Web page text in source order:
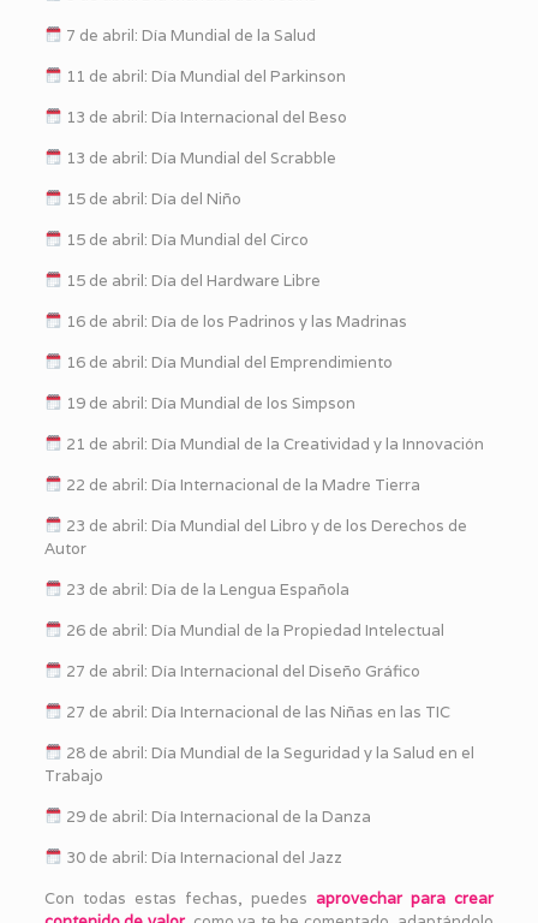
7 de abril: Día Mundial de la Salud
11 de abril: Día Mundial del Parkinson
13 de abril: Día Internacional del Beso
13 de abril: Día Mundial del Scrabble
15 de abril: Día del Niño
15 de abril: Día Mundial del Circo
15 de abril: Día del Hardware Libre
16 de abril: Día de los Padrinos y las Madrinas
16 de abril: Día Mundial del Emprendimiento
19 de abril: Día Mundial de los Simpson
21 de abril: Día Mundial de la Creatividad y la Innovación
22 de abril: Día Internacional de la Madre Tierra
23 de abril: Día Mundial del Libro y de los Derechos de
Autor
23 de abril: Día de la Lengua Española
26 de abril: Día Mundial de la Propiedad Intelectual
27 de abril: Día Internacional del Diseño Gráfico
27 de abril: Día Internacional de las Niñas en las TIC
28 de abril: Día Mundial de la Seguridad y la Salud en el
Trabajo
29 de abril: Día Internacional de la Danza
30 de abril: Día Internacional del Jazz
Con todas estas fechas, puedesaprovechar para crear